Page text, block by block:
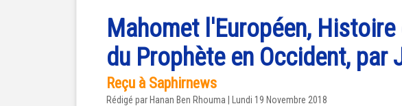
Mahomet l'Européen,
du Prophète en Occident, par
Reçu à Saphirnews
Rédigé par Hanan Ben Rhouma | Lundi 19 Novembre 2018